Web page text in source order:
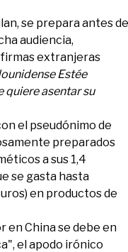
se prepara antes
audiencia,
extranjeras
Estée
quiere asentar su
el pseudónimo de
preparados
a sus 1,4
se gasta hasta
en productos de
en China se debe en
el apodo irónico